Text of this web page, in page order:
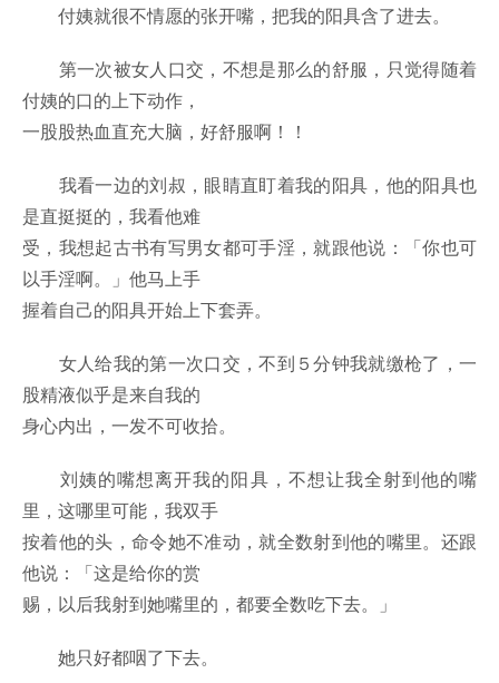
付姨就很不情愿的张开嘴，把我的阳具含了进去。
第一次被女人口交，不想是那么的舒服，只觉得随着
付姨的口的上下动作，
一股股热血直充大脑，好舒服啊！！
我看一边的刘叔，眼睛直盯着我的阳具，他的阳具也
是直挺挺的，我看他难
受，我想起古书有写男女都可手淫，就跟他说：「你也可
以手淫啊。」他马上手
握着自己的阳具开始上下套弄。
女人给我的第一次口交，不到５分钟我就缴枪了，一
股精液似乎是来自我的
身心内出，一发不可收拾。
刘姨的嘴想离开我的阳具，不想让我全射到他的嘴
里，这哪里可能，我双手
按着他的头，命令她不准动，就全数射到他的嘴里。还跟
他说：「这是给你的赏
赐，以后我射到她嘴里的，都要全数吃下去。」
她只好都咽了下去。